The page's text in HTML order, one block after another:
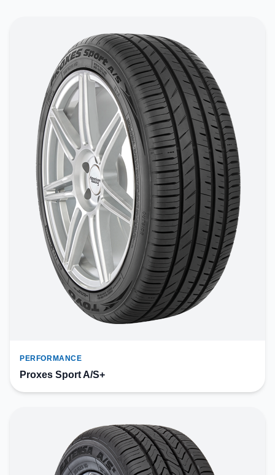
PERFORMANCE
Proxes Sport A/S+